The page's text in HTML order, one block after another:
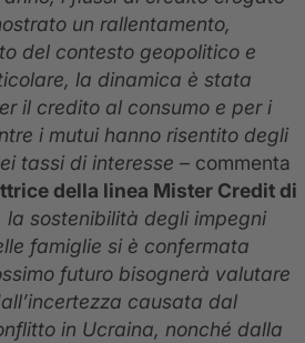
un rallentamento,
del contesto geopolitico e
la dinamica è stata
il credito al consumo e per i
i mutui hanno risentito degli
tassi di interesse – commenta
della linea Mister Credit di
la sostenibilità degli impegni
famiglie si è confermata
futuro bisognerà valutare
causata dal
in Ucraina, nonché dalla